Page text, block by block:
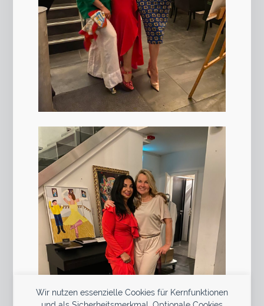
Wir nutzen essenzielle Cookies für Kernfunktionen